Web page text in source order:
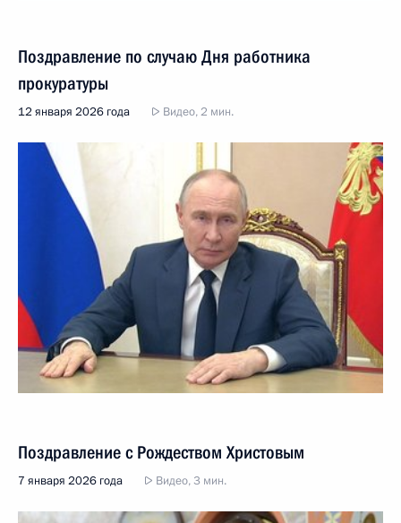
Поздравление по случаю Дня работника
прокуратуры
12 января 2026 года Видео, 2 мин.
Поздравление с Рождеством Христовым
7 января 2026 года Видео, 3 мин.